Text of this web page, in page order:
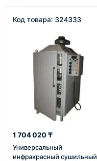
Код товара: 324333
1 704 020 ₸
Универсальный
инфракрасный сушильный